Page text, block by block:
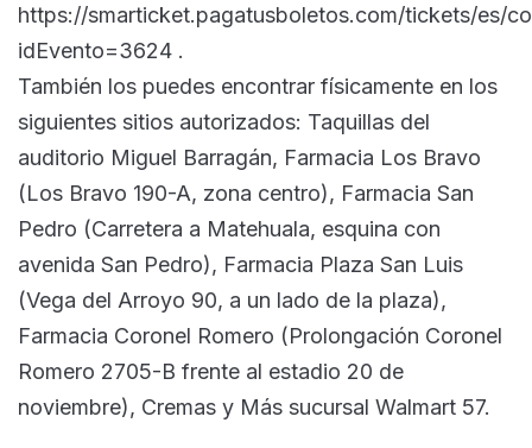
https://smarticket.pagatusboletos.com/tickets/es/
idEvento=3624 .
También los puedes encontrar físicamente en los
siguientes sitios autorizados: Taquillas del
auditorio Miguel Barragán, Farmacia Los Bravo
(Los Bravo 190-A, zona centro), Farmacia San
Pedro (Carretera a Matehuala, esquina con
avenida San Pedro), Farmacia Plaza San Luis
(Vega del Arroyo 90, a un lado de la plaza),
Farmacia Coronel Romero (Prolongación Coronel
Romero 2705-B frente al estadio 20 de
noviembre), Cremas y Más sucursal Walmart 57.